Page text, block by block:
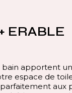
ERABLE
bain apportent
espace de
aux